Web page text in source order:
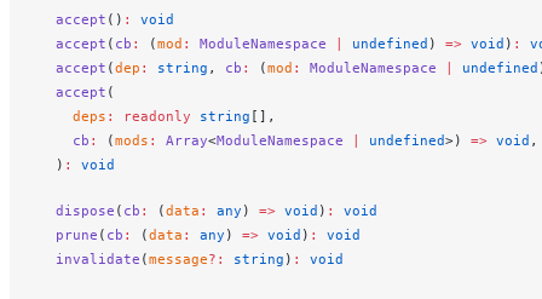
accept () :
void
accept ( cb : (mod : ModuleNamespace undefined ) => void ) :
accept (dep : string , cb : (mod : ModuleNamespace undefined
accept (
deps : readonly string [],
cb : (mods : Array<ModuleNamespace undefined>) => void ,
  )
: void
dispose ( cb : (data : any ) => void ) :
void
prune ( cb : (data : any ) => void ) :
void
invalidate (message?: string ) : void